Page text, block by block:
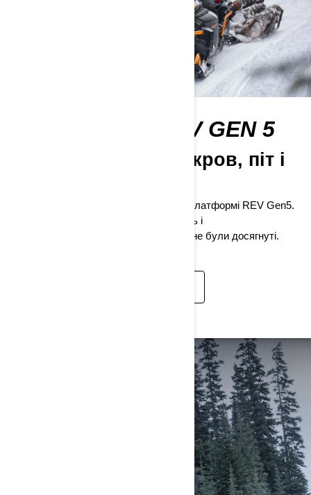
ПЛАТФОРМА REV GEN 5
Для цього потрібні кров, піт і
Моделі ‘27 Skandic і Tundra на НОВІЙ платформі REV Gen5.
Це безпрецедентна надійність, міцність і
вантажопідйомність, які ніколи раніше не були досягнуті.